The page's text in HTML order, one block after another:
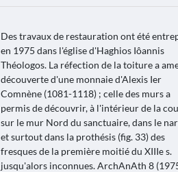
Des travaux de restauration ont été
en 1975 dans l'église d'Haghios Iôannis
Théologos. La réfection de la toiture a
découverte d'une monnaie d'Alexis Ier
Comnène (1081-1118) ; celle des murs a
permis de découvrir, à l'intérieur de la
sur le mur Nord du sanctuaire, dans le
et surtout dans la prothésis (fig. 33) des
fresques de la première moitié du XIIIе s.
jusqu'alors inconnues. ArchAnAth 8